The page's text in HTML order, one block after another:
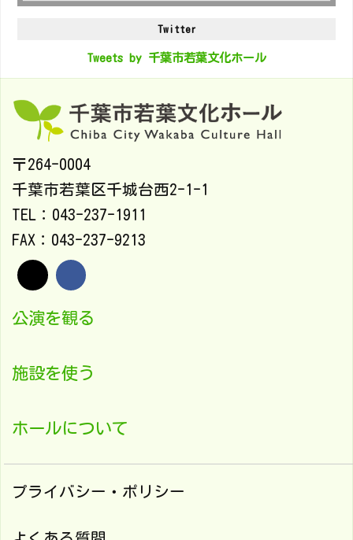
Twitter
Tweets by 千葉市若葉文化ホール
〒264-0004
千葉市若葉区千城台西2-1-1
TEL：043-237-1911
FAX：043-237-9213
公演を観る
施設を使う
ホールについて
プライバシー・ポリシー